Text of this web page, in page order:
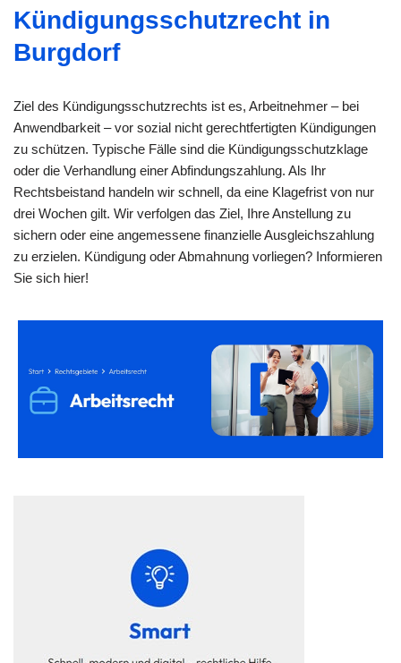
Kündigungsschutzrecht in
Burgdorf
Ziel des Kündigungsschutzrechts ist es, Arbeitnehmer – bei
Anwendbarkeit – vor sozial nicht gerechtfertigten Kündigungen
zu schützen. Typische Fälle sind die Kündigungsschutzklage
oder die Verhandlung einer Abfindungszahlung. Als Ihr
Rechtsbeistand handeln wir schnell, da eine Klagefrist von nur
drei Wochen gilt. Wir verfolgen das Ziel, Ihre Anstellung zu
sichern oder eine angemessene finanzielle Ausgleichszahlung
zu erzielen. Kündigung oder Abmahnung vorliegen? Informieren
Sie sich hier!